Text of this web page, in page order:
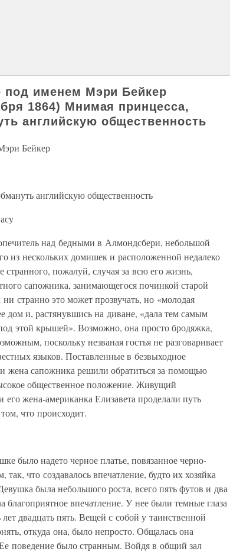
под именем Мэри Бейкер
1864) Мнимая принцесса,
английскую общественность
Бейкер
английскую общественность
над бедными в Алмондсбери, небольшой
из нескольких домишек и расположенной недалеко
странного, пожалуй, случая за всю его жизнь,
сапожника, занимающегося починкой старой
странно это может прозвучать, но «молодая
и, растянувшись на диване, «дала тем самым
этой крышей». Возможно, она просто бродяжка,
поскольку незваная гостья не разговаривает
языков. Поставленные в безвыходное
жена сапожника решили обратиться за помощью
общественное положение. Живущий
жена-американка Елизавета проделали путь
что происходит.
было надето черное платье, повязанное черно-
что создавалось впечатление, будто их хозяйка
была небольшого роста, всего пять футов и два
впечатление. У нее были темные глаза
двадцать пять. Вещей с собой у таинственной
откуда она, было непросто. Общалась она
поведение было странным. Войдя в общий зал